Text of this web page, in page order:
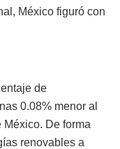
México figuró con
de
0.08% menor al
De forma
renovables a